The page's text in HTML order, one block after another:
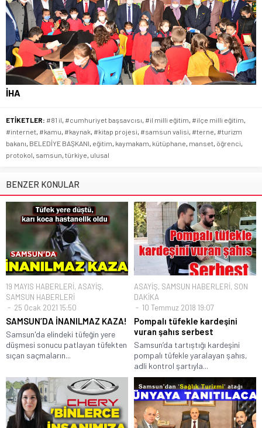
İHA
ETİKETLER: #81 il, #cumhuriyet başsavcısı, #il milli eğitim, #ilçe milli eğitim,
#internet, #kamu, #kaynak, #kitap projesi, #samsun valisi, #terne, #turizm
bakanı, BELEDİYE BAŞKANI, eğitim, kaymakam, kütüphane, manset, öğrenci,
protokol, samsun, türkiye, ulusal
BENZER KONULAR
19 MAYIS HABERLERİ, ASAYİŞ,
SAMSUN HABERLERİ
25 Ocak 2021 15:50
SAMSUN’DA İNANILMAZ KAZA!
Samsun'da elindeki tüfeğin yere
düşmesi sonucu patlayan tüfekten
sıçan saçmaların...
ASAYİŞ, SAMSUN HABERLERİ, SON
DAKİKA
10 Temmuz 2018 19:07
Pompalı tüfekle kardeşini
vuran şahıs serbest
Samsun’da tartıştığı kardeşini
pompalı tüfekle yaralayan şahıs,
adli kontrol şartıyla...